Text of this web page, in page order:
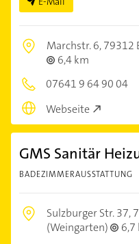
Marchstr. 6,79312
6,4 km
07641 9 64 90 04
Webseite
GMS Sanitär
BADEZIMMERAUSSTATTUNG
Sulzburger Str. 37,
(Weingarten)
6,7